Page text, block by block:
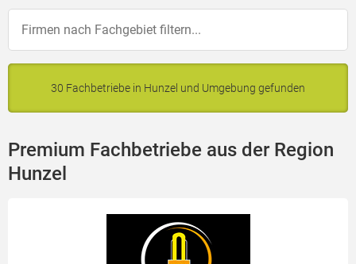
30 Fachbetriebe in Hunzel und Umgebung gefunden
Premium Fachbetriebe aus der Region
Hunzel